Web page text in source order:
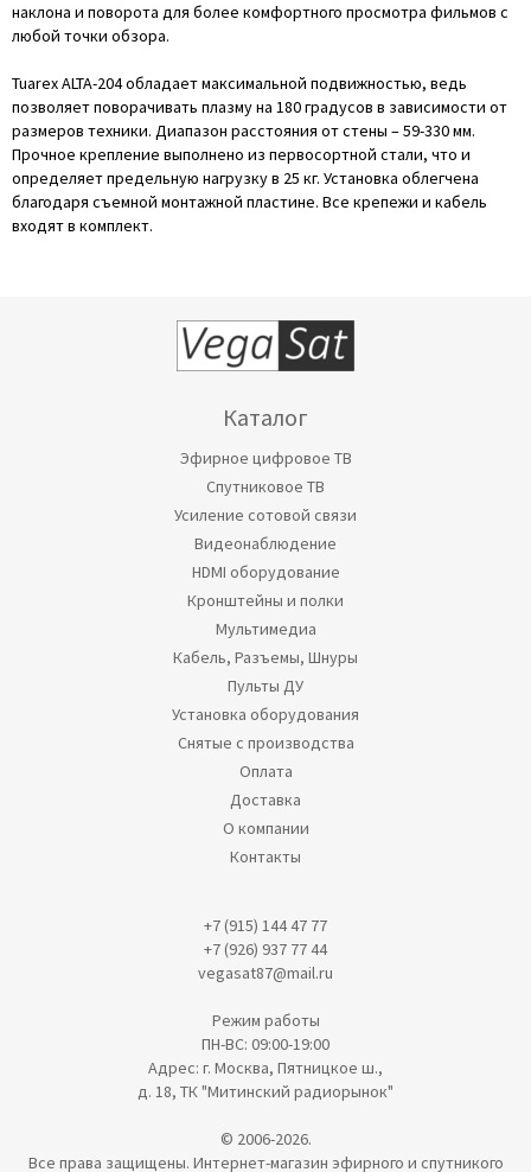
наклона и поворота для более комфортного просмотра фильмов с
любой точки обзора.
Tuarex ALTA-204 обладает максимальной подвижностью, ведь
позволяет поворачивать плазму на 180 градусов в зависимости от
размеров техники. Диапазон расстояния от стены – 59-330 мм.
Прочное крепление выполнено из первосортной стали, что и
определяет предельную нагрузку в 25 кг. Установка облегчена
благодаря съемной монтажной пластине. Все крепежи и кабель
входят в комплект.
Каталог
Эфирное цифровое ТВ
Спутниковое ТВ
Усиление сотовой связи
Видеонаблюдение
HDMI оборудование
Кронштейны и полки
Мультимедиа
Кабель, Разъемы, Шнуры
Пульты ДУ
Установка оборудования
Снятые с производства
Оплата
Доставка
О компании
Контакты
+7 (915) 144 47 77
+7 (926) 937 77 44
vegasat87@mail.ru
Режим работы
ПН-ВС: 09:00-19:00
Адрес: г. Москва, Пятницкое ш.,
д. 18, ТК "Митинский радиорынок"
© 2006-2026.
Все права защищены. Интернет-магазин эфирного и спутникого